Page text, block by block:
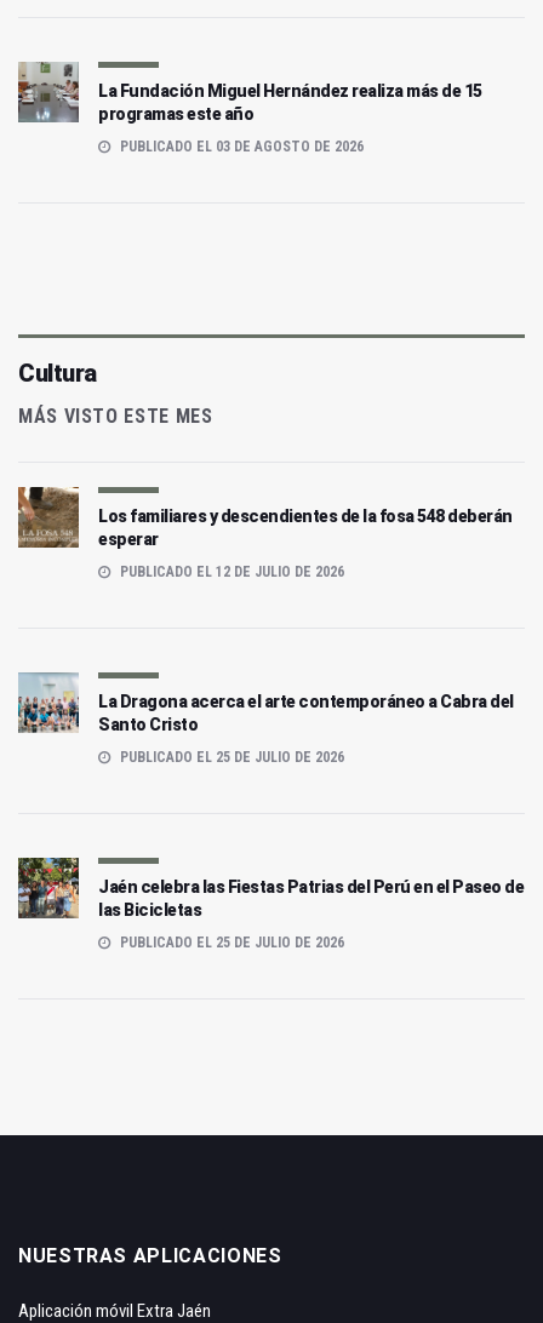
La Fundación Miguel Hernández realiza más de 15
programas este año
PUBLICADO EL 03 DE AGOSTO DE 2026
Cultura
MÁS VISTO ESTE MES
Los familiares y descendientes de la fosa 548 deberán
esperar
PUBLICADO EL 12 DE JULIO DE 2026
La Dragona acerca el arte contemporáneo a Cabra del
Santo Cristo
PUBLICADO EL 25 DE JULIO DE 2026
Jaén celebra las Fiestas Patrias del Perú en el Paseo de
las Bicicletas
PUBLICADO EL 25 DE JULIO DE 2026
NUESTRAS APLICACIONES
Aplicación móvil Extra Jaén